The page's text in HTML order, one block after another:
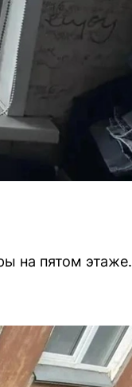
на пятом этаже.